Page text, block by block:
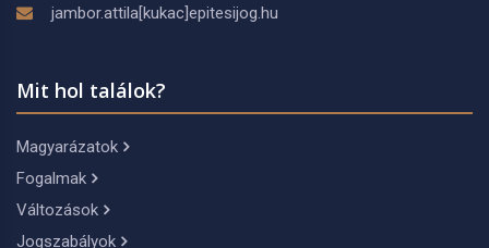
jambor.attila[kukac]epitesijog.hu
Mit hol találok?
Magyarázatok
Fogalmak
Változások
Jogszabályok